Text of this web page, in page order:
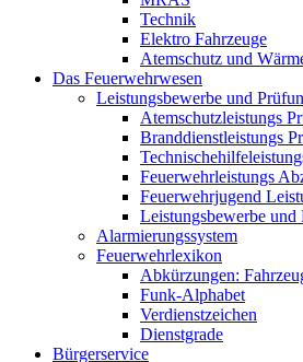
Technik
Elektro Fahrzeuge
Atemschutz und
Das Feuerwehrwesen
Leistungsbewerbe und
Atemschutzleistungs
Branddienstleistungs
Feuerwehrleistungs
Feuerwehrjugend
Leistungsbewerbe und
Alarmierungssystem
Feuerwehrlexikon
Abkürzungen:
Funk-Alphabet
Verdienstzeichen
Dienstgrade
Bürgerservice